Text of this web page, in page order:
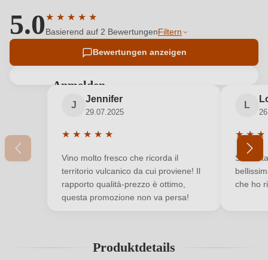
5.0★ ★ ★ ★ ★
Durchschnittliche Bewertung von 5 von 5 Sternen
Basierend auf 2 BewertungenFiltern
Bewertungen anzeigen
Anmelden
Bewertungen können nur von angemeldeten
Benutzern abgegeben werden. Bitte loggen Sie sich
Neuer Kunde? Neuer Kunde?
Ihre E-Mail-Adresse
Ihr Passwort
J
Jennifer
29.07.2025
★ ★ ★ ★ ★
Durchschnittliche Bewertung von 5 von 5
Vino molto fresco che ricorda il
territorio vulcanico da cui proviene! Il
rapporto qualità-prezzo è ottimo,
questa promozione non va persa!
L
★ ★ ★
Sono
che ho
Produktdetails